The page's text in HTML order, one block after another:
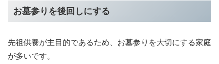
お墓参りを後回しにする
先祖供養が主目的であるため、お墓参りを大切にする家庭
が多いです。